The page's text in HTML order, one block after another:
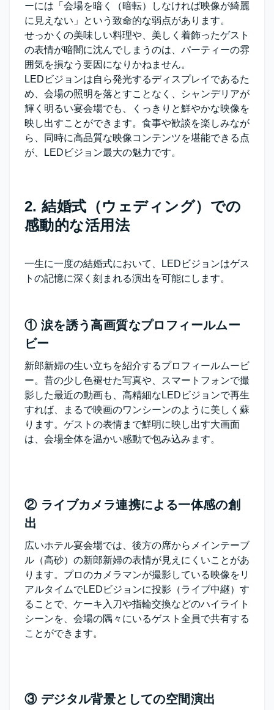
ーには「会場を暗く（暗転）しなければ映像が綺麗
に見えない」という致命的な弱点があります。
せっかくの美味しい料理や、美しく着飾ったゲスト
の表情が暗闇に沈んでしまうのは、パーティーの雰
囲気を損なう要因になりかねません。
LEDビジョンは自ら発光するディスプレイ であるた
め、会場の照明を落とすことなく、シャンデリアが
輝く明るい宴会場でも、くっきりと鮮やかな映像を
映し出すことができます。食事や歓談を楽しみなが
ら、同時に高品質な映像コンテンツを堪能できる点
が、LEDビジョン最大の魅力です。
2. 結婚式（ウェディング）での
感動的な活用法
一生に一度の結婚式において、LEDビジョンはゲス
トの記憶に深く刻まれる演出を可能にします。
① 涙を誘う高画質なプロフィールムー
ビー
新郎新婦の生い立ちを紹介するプロフィールムービ
ー。昔の少し色褪せた写真や、スマートフォンで撮
影した最近の動画も、高精細なLEDビジョンで再生
すれば、まるで映画のワンシーンのように美しく蘇
ります。ゲストの表情まで鮮明に映し出す大画面
は、会場全体を温かい感動で包み込みます。
② ライブカメラ連携による一体感の創
出
広いホテル宴会場では、後方の席からメインテーブ
ル（高砂）の新郎新婦の表情が見えにくいことがあ
ります。プロのカメラマンが撮影している映像をリ
アルタイムでLEDビジョンに投影（ライブ中継）す
ることで、ケーキ入刀や指輪交換などのハイライト
シーンを、会場の隅々にいるゲスト全員で共有する
ことができます。
③ デジタル背景としての空間演出